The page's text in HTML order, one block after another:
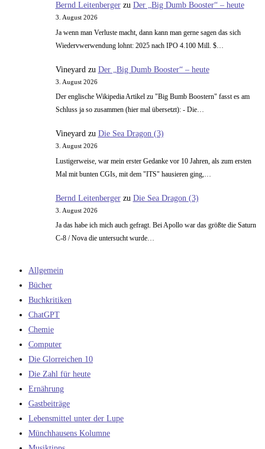
Bernd Leitenbergerzu Der „Big Dumb Booster“ – heute
3. August 2026
Ja wenn man Verluste macht, dann kann man gerne sagen das sich
Wiedervwerwendung lohnt: 2025 nach IPO 4.100 Mill. $…
Vineyard zu Der „Big Dumb Booster“ – heute
3. August 2026
Der englische Wikipedia Artikel zu "Big Bumb Boostern" fasst es am
Schluss ja so zusammen (hier mal übersetzt): - Die…
Vineyardzu Die Sea Dragon (3)
3. August 2026
Lustigerweise, war mein erster Gedanke vor 10 Jahren, als zum ersten
Mal mit bunten CGIs, mit dem "ITS" hausieren ging,…
Bernd Leitenbergerzu Die Sea Dragon (3)
3. August 2026
Ja das habe ich mich auch gefragt. Bei Apollo war das größte die Saturn
C-8 / Nova die untersucht wurde…
Allgemein
Bücher
Buchkritiken
ChatGPT
Chemie
Computer
Die Glorreichen 10
Die Zahl für heute
Ernährung
Gastbeiträge
Lebensmittel unter der Lupe
Münchhausens Kolumne